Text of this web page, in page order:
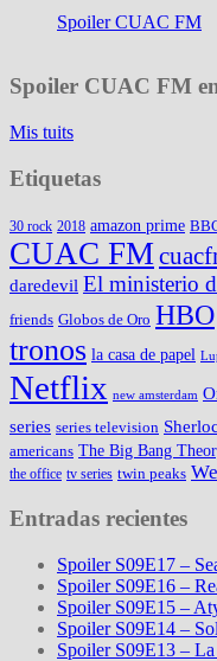
Spoiler CUAC FM
Spoiler CUAC FM
Mis tuits
Etiquetas
30 rock 2018 amazon prime
CUAC FM
daredevil El ministerio
friends Globos de Oro HBO
tronos la casa de papel
Netflix new amsterdam
series series television
americans The Big Bang
the office tv series twin peaks
Entradas recientes
Spoiler S09E17 –
Spoiler S09E16 –
Spoiler S09E15 –
Spoiler S09E14 –
Spoiler S09E13 –